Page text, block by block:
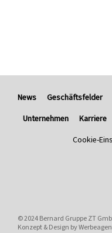
News Geschäftsfelder
Unternehmen
Karriere
Cookie-
© 2024Bernard Gruppe ZT
Konzept & Design by